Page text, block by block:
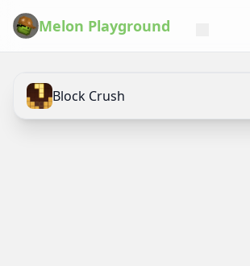
Melon Playground
Block Crush